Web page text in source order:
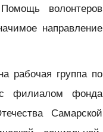
волонтеров
направление
рабочая группа по
филиалом фонда
Самарской